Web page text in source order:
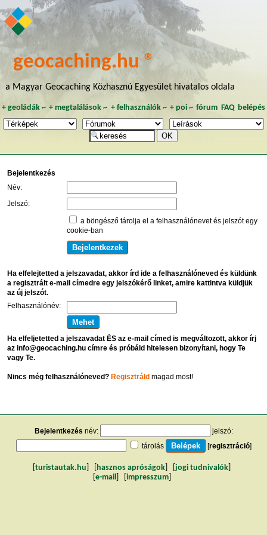
geocaching.hu ®
a Magyar Geocaching Közhasznú Egyesület hivatalos oldala
+ geoládák~ + megtalálások ~ + felhasználók~ + poi~ fórum FAQ belépés
Bejelentkezés
Név:
Jelszó:
a böngésző tárolja el a felhasználónevet és jelszót egy
cookie-ban
Ha elfelejtetted a jelszavadat, akkor írd ide a felhasználóneved és küldünk
a regisztrált e-mail címedre egy jelszókérő linket, amire kattintva küldjük
az új jelszót.
Felhasználónév:
Ha elfeljetetted a jelszavadat ÉS az e-mail címed is megváltozott, akkor írj
az info@geocaching.hu címre és próbáld hitelesen bizonyítani, hogy Te
vagy Te.
Nincs még felhasználóneved? Regisztráldmagad most!
Bejelentkezés név:
jelszó:
tárolás
[regisztráció]
turistautak.hu hasznos apróságok jogi tudnivalók
e-mail impresszum]